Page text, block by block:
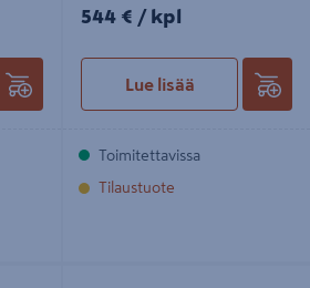
544€/kpl
544 € / kpl
Lue lisää
Toimitettavissa
Tilaustuote